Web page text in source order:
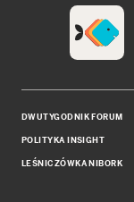
DWUTYGODNIK FORUM
POLITYKA INSIGHT
LEŚNICZÓWKA NIBORK